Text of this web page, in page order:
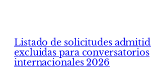
Listado de solicitudes
excluidas para conversatorios
internacionales 2026